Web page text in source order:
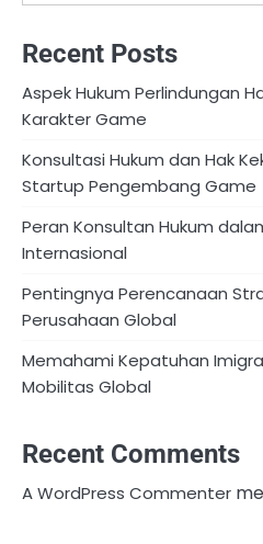
Recent Posts
Aspek Hukum Perlindungan
Karakter Game
Konsultasi Hukum dan Hak
Startup Pengembang Game
Peran Konsultan Hukum
Internasional
Pentingnya Perencanaan
Perusahaan Global
Memahami Kepatuhan
Mobilitas Global
Recent Comments
A WordPress Commenter